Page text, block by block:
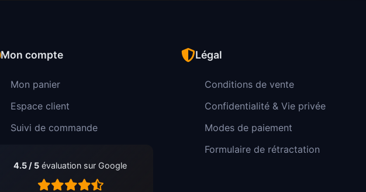
Mon compte
Mon panier
Espace client
Suivi de commande
4.5 / 5 évaluation sur Google
Légal
Conditions de vente
Confidentialité & Vie privée
Modes de paiement
Formulaire de rétractation